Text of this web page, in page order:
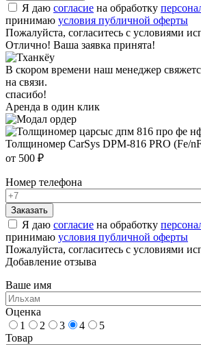
Я даю согласие на обработку
принимаю условия публичной оферты
Пожалуйста, согласитесь с условиями
Отлично! Ваша заявка принята!
В скором времени наш менеджер
на связи.
спасибо!
Аренда в один клик
Толщиномер CarSys DPM-816 PRO (Fe/
от 500 ₽
Номер телефона
Я даю согласие на обработку
принимаю условия публичной оферты
Пожалуйста, согласитесь с условиями
Добавление отзыва
Ваше имя
Оценка
1
2 3 4
5
Товар